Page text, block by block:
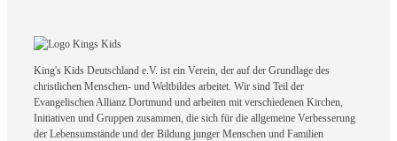
King's Kids Deutschland e.V. ist ein Verein, der auf der Grundlage des
christlichen Menschen- und Weltbildes arbeitet. Wir sind Teil der
Evangelischen Allianz Dortmund und arbeiten mit verschiedenen Kirchen,
Initiativen und Gruppen zusammen, die sich für die allgemeine Verbesserung
der Lebensumstände und der Bildung junger Menschen und Familien